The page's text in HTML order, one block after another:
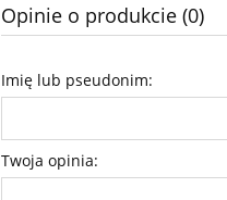
Opinie o produkcie (0)
Imię lub pseudonim:
Twoja opinia: